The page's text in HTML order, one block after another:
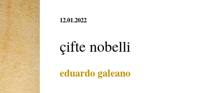
12.01.2022
çifte nobelli
eduardo galeano